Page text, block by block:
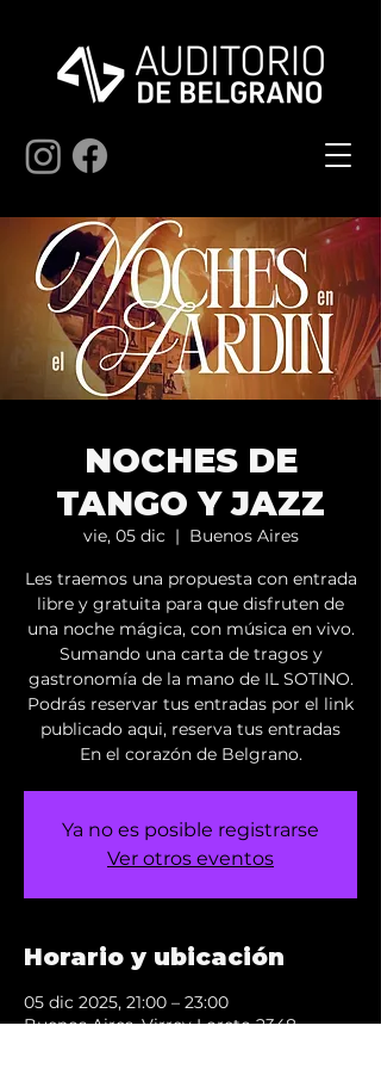
NOCHES DE
TANGO Y JAZZ
vie, 05 dic
  |
Buenos Aires
Les traemos una propuesta con entrada
libre y gratuita para que disfruten de
una noche mágica, con música en vivo.
Sumando una carta de tragos y
gastronomía de la mano de IL SOTINO.
Podrás reservar tus entradas por el link
publicado aqui, reserva tus entradas
En el corazón de Belgrano.
Ya no es posible registrarse
Ver otros eventos
Horario y ubicación
05 dic 2025, 21:00 – 23:00
Buenos Aires, Virrey Loreto 2348,